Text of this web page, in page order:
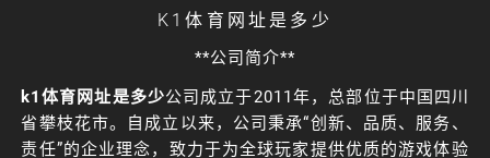
K1体育网址是多少
**公司简介**
k1体育网址是多少公司成立于2011年，总部位于中国四川
省攀枝花市。自成立以来，公司秉承“创新、品质、服务、
责任”的企业理念，致力于为全球玩家提供优质的游戏体验